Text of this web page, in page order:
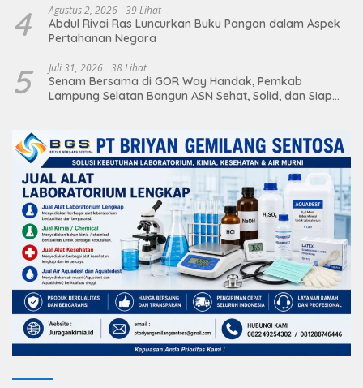
4 Agustus 2, 2026 39 Lihat
Abdul Rivai Ras Luncurkan Buku Pangan dalam Aspek
Pertahanan Negara
5 Juli 31, 2026 38 Lihat
Senam Bersama di GOR Way Handak, Pemkab
Lampung Selatan Bangun ASN Sehat, Solid, dan Siap